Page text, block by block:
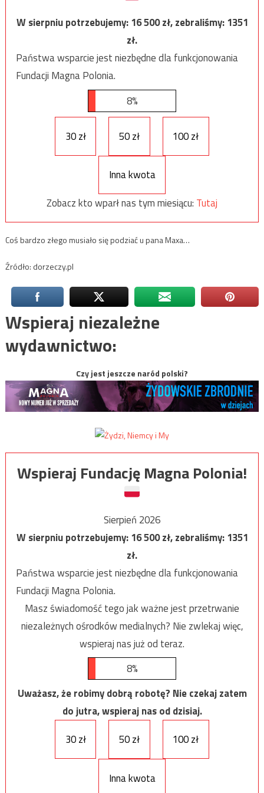
W sierpniu potrzebujemy:16 500zł, zebraliśmy:1351
zł.
Państwa wsparcie jest niezbędne dla funkcjonowania
Fundacji Magna Polonia.
8%
30 zł 50 zł 100 zł
Inna kwota
Zobacz kto wparł nas tym miesiącu: Tutaj
Coś bardzo złego musiało się podziać u pana Maxa…
Źródło: dorzeczy.pl
Wspieraj niezależne
wydawnictwo:
Czy jest jeszcze naród polski?
Wspieraj Fundację Magna Polonia!
Sierpień 2026
W sierpniu potrzebujemy:16 500zł, zebraliśmy:1351
zł.
Państwa wsparcie jest niezbędne dla funkcjonowania
Fundacji Magna Polonia.
Masz świadomość tego jak ważne jest przetrwanie
niezależnych ośrodków medialnych? Nie zwlekaj więc,
wspieraj nas już od teraz.
8%
Uważasz, że robimy dobrą robotę? Nie czekaj zatem
do jutra, wspieraj nas od dzisiaj.
30 zł
50 zł 100 zł
Inna kwota